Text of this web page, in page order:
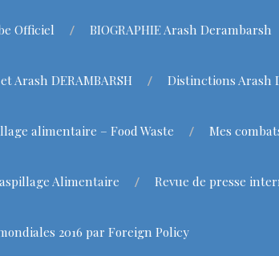
Officiel BIOGRAPHIE Arash Derambarsh
Arash DERAMBARSH Distinctions Arash
alimentaire – Food Waste Mes
Alimentaire Revue de presse
2016 par Foreign Policy